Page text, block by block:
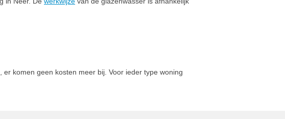
komen geen kosten meer bij. Voor ieder type woning